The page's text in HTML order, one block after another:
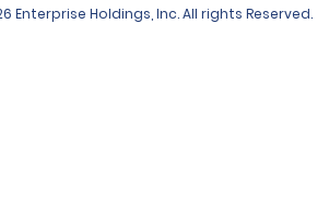
Enterprise Holdings, Inc. All rights Reserved.